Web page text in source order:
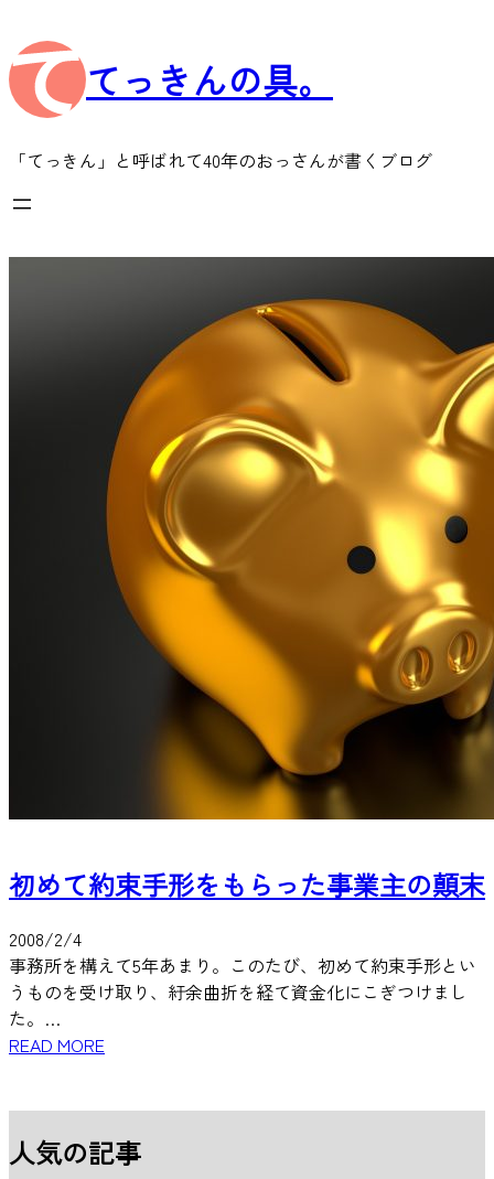
容
を
ス
ッ
てっきんの具。
「てっきん」と呼ばれて40年のおっさんが書くブログ
初めて約束手形をもらった事業主の顛末
2008/2/4
事務所を構えて5年あまり。このたび、初めて約束手形とい
うものを受け取り、紆余曲折を経て資金化にこぎつけまし
た。…
READ MORE
人気の記事